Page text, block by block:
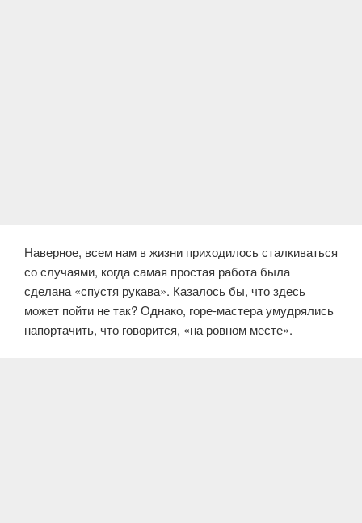
Наверное, всем нам в жизни приходилось сталкиваться
со случаями, когда самая простая работа была
сделана «спустя рукава». Казалось бы, что здесь
может пойти не так? Однако, горе-мастера умудрялись
напортачить, что говорится, «на ровном месте».